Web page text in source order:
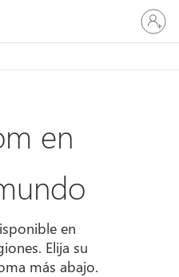
Iniciar
sesión
en
cuenta
en
en
Elija su
más abajo.